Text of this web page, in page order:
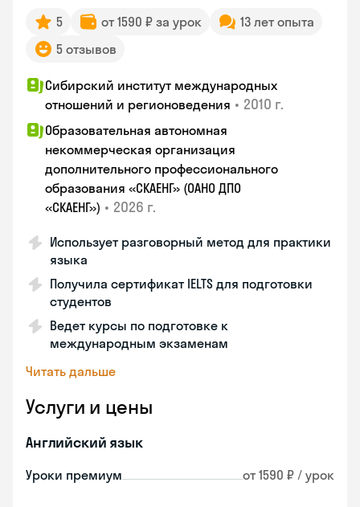
5 от 1590 ₽ за урок
13 лет опыта
5 отзывов
Сибирский институт международных
отношений и регионоведения • 2010 г.
Образовательная автономная
некоммерческая организация
дополнительного профессионального
образования «СКАЕНГ» (ОАНО ДПО
«СКАЕНГ») • 2026 г.
Использует разговорный метод для практики
языка
Получила сертификат IELTS для подготовки
студентов
Ведет курсы по подготовке к
международным экзаменам
Читать дальше
Услуги и цены
Английский язык
Уроки премиум от 1590 ₽ / урок